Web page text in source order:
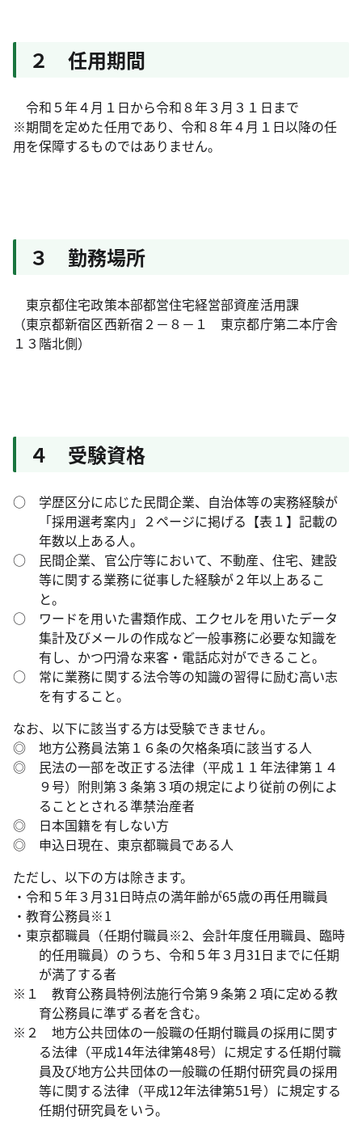
２ 任用期間
令和５年４月１日から令和８年３月３１日まで
※期間を定めた任用であり、令和８年４月１日以降の任
用を保障するものではありません。
３ 勤務場所
東京都住宅政策本部都営住宅経営部資産活用課
（東京都新宿区西新宿２－８－１ 東京都庁第二本庁舎
１３階北側）
４ 受験資格
○ 学歴区分に応じた民間企業、自治体等の実務経験が
「採用選考案内」２ページに掲げる【表１】記載の
年数以上ある人。
○ 民間企業、官公庁等において、不動産、住宅、建設
等に関する業務に従事した経験が２年以上あるこ
と。
○ ワードを用いた書類作成、エクセルを用いたデータ
集計及びメールの作成など一般事務に必要な知識を
有し、かつ円滑な来客・電話応対ができること。
○ 常に業務に関する法令等の知識の習得に励む高い志
を有すること。
なお、以下に該当する方は受験できません。
◎ 地方公務員法第１６条の欠格条項に該当する人
◎ 民法の一部を改正する法律（平成１１年法律第１４
９号）附則第３条第３項の規定により従前の例によ
ることとされる準禁治産者
◎ 日本国籍を有しない方
◎ 申込日現在、東京都職員である人
ただし、以下の方は除きます。
・令和５年３月31日時点の満年齢が65歳の再任用職員
・教育公務員※1
・東京都職員（任期付職員※2、会計年度任用職員、臨時
的任用職員）のうち、令和５年３月31日までに任期
が満了する者
※１ 教育公務員特例法施行令第９条第２項に定める教
育公務員に準ずる者を含む。
※２ 地方公共団体の一般職の任期付職員の採用に関す
る法律（平成14年法律第48号）に規定する任期付職
員及び地方公共団体の一般職の任期付研究員の採用
等に関する法律（平成12年法律第51号）に規定する
任期付研究員をいう。